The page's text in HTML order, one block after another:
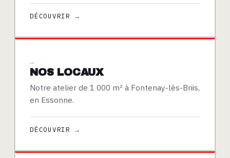
DÉCOUVRIR →
→
NOS LOCAUX
Notre atelier de 1 000 m² à Fontenay-lès-Briis,
en Essonne.
DÉCOUVRIR →